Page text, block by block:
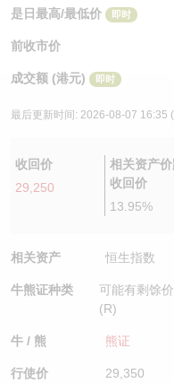
是日最高/最低价 即时
前收市价
成交额 (港元) 即时
最后更新时间: 2026-08-07 16:35
收回价
29,250
相关资产
收回价
13.95%
相关资产 恒生指数
牛熊证种类
可能有剩馀
(R)
牛 / 熊 熊证
行使价 29,350
认股证/牛熊证日志
认股证文件及公告
牛熊证到期结算价查找
牛熊证分析仪
牛熊证文件及公告
中资ETFs溢价比较
AH 股价对照